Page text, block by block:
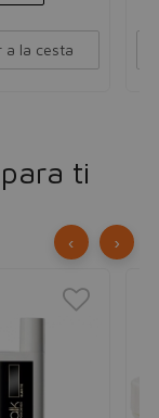
a la cesta
ti
‹ ›